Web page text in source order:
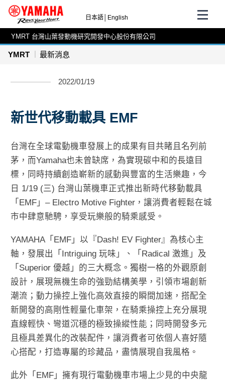
日本語 English
YMRT 台灣山葉發動機研究開發中心股份有限公司
YMRT 最新消息
2022/01/19
新世代移動載具 EMF
台灣在全球電動機車發展上的成果有目共睹且名列前
茅，而Yamaha也未曾缺席，為實現碳中和的長遠目
標，同時持續創造嶄新的感動與豐富的生活樂趣，今
日 1/19 (三) 台灣山葉機車正式推出新時代移動載具
「EMF」– Electro Motive Fighter，讓消費者輕鬆在城
市中肆意馳騁，享受玩樂般的騎乘感受。
YAMAHA「EMF」以『Dash! EV Fighter』為核心主
軸，發展出「Intriguing 玩味」、「Radical 激進」及
「Superior 優越」的三大概念。獨樹一格的外觀原創
設計，展現無機生命的強勁結構美學，引領市場創新
潮流；動力操控上強化高效直接的瞬間加速，搭配全
新開發的高剛性輕量化車架，在騎乘操控上充分展現
直線輕快、彎道沉穩的極致操縱性能；同時開發多元
且極具差異化的改裝配件，讓消費者可依個人喜好隨
心搭配，打造專屬的珍藏品，盡情展現自我風格。
此外「EMF」擁有現行電動機車市場上少見的中央龍